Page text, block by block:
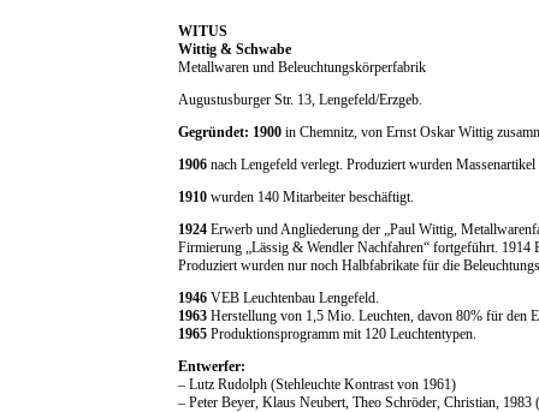
WITUS
Wittig & Schwabe
Metallwaren und Beleuchtungskörperfabrik
Augustusburger Str. 13, Lengefeld/Erzgeb.
Gegründet: 1900 in Chemnitz, von Ernst Oskar Wittig
1906 nach Lengefeld verlegt. Produziert wurden
1910 wurden 140 Mitarbeiter beschäftigt.
1924 Erwerb und Angliederung der „Paul Wittig,
Firmierung „Lässig & Wendler Nachfahren“ fortgeführt.
Produziert wurden nur noch Halbfabrikate für die
1946 VEB Leuchtenbau Lengefeld.
1963 Herstellung von 1,5 Mio. Leuchten, davon 80% für den
1965 Produktionsprogramm mit 120 Leuchtentypen.
Entwerfer:
– Lutz Rudolph (Stehleuchte Kontrast von 1961)
– Peter Beyer, Klaus Neubert, Theo Schröder, Christian,